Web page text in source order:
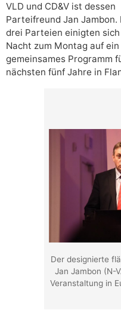
VLD und CD&V ist dessen
Parteifreund Jan Jambon.
drei Parteien einigten
Nacht zum Montag auf ein
gemeinsames Programm
nächsten fünf Jahre in
Der designierte
Jan Jambon (N-
Veranstaltung in